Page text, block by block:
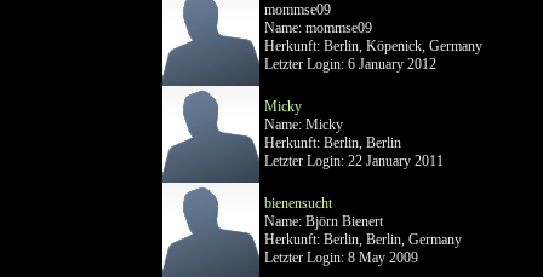
mommse09
Name: mommse09
Herkunft: Berlin, Köpenick, Germany
Letzter Login: 6 January 2012
Micky
Name: Micky
Herkunft: Berlin, Berlin
Letzter Login: 22 January 2011
bienensucht
Name: Björn Bienert
Herkunft: Berlin, Berlin, Germany
Letzter Login: 8 May 2009